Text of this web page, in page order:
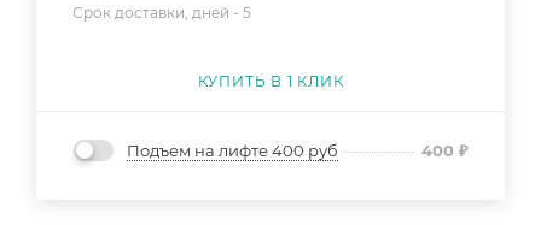
Срок доставки, дней - 5
КУПИТЬ В 1 КЛИК
Подъем на лифте 400 руб 400 ₽